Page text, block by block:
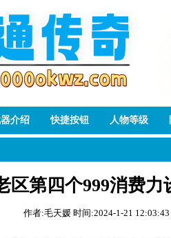
介绍 快捷按钮 人物等级
区第四个999消费
作者:毛天媛 时间:2024-1-21 12:03:43